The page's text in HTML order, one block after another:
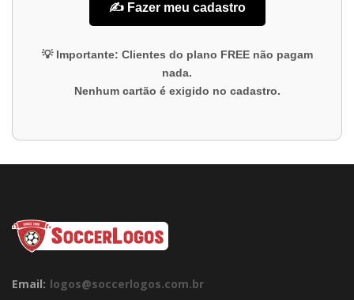
✍️ Fazer meu cadastro
💡 Importante: Clientes do plano FREEnão pagam
nada.
Nenhum cartão é exigido no cadastro.
Email: logos@soccerlogos.com.br